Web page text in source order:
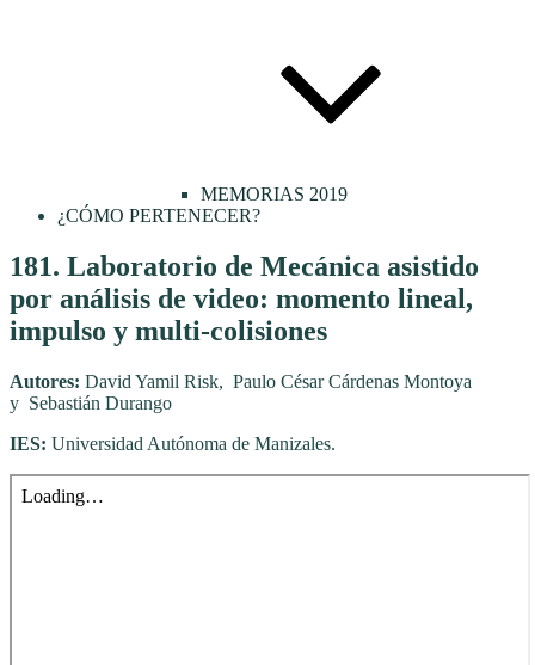
MEMORIAS 2019
¿CÓMO PERTENECER?
Publicado
el
181. Laboratorio de Mecánica asistido
por análisis de video: momento lineal,
impulso y multi-colisiones
Autores: David Yamil Risk, Paulo César Cárdenas Montoya
y Sebastián Durango
IES: Universidad Autónoma de Manizales.